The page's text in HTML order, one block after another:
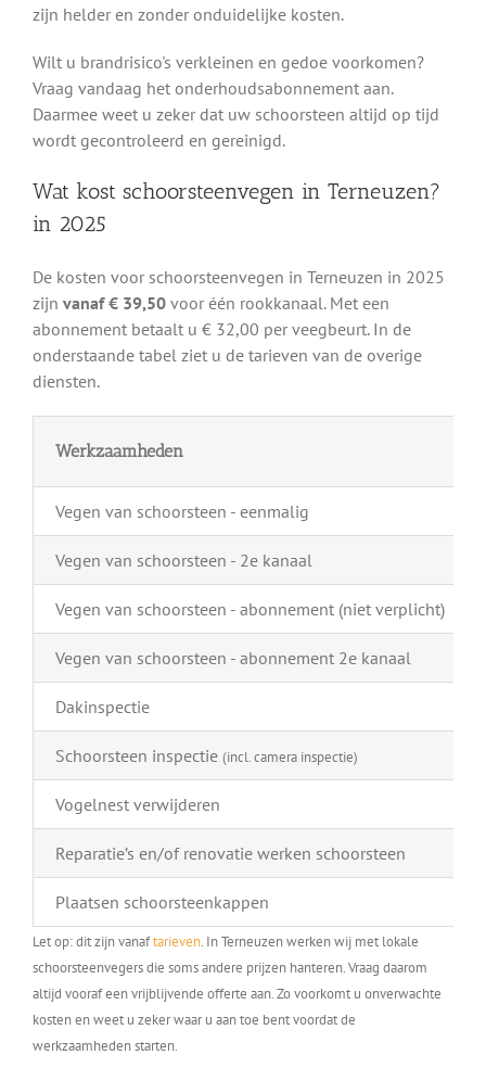
zijn helder en zonder onduidelijke kosten.
Wilt u brandrisico's verkleinen en gedoe voorkomen?
Vraag vandaag het onderhoudsabonnement aan.
Daarmee weet u zeker dat uw schoorsteen altijd op tijd
wordt gecontroleerd en gereinigd.
Wat kost schoorsteenvegen in Terneuzen?
in 2025
De kosten voor schoorsteenvegen in Terneuzen in 2025
zijn vanaf € 39,50voor één rookkanaal. Met een
abonnement betaalt u € 32,00 per veegbeurt. In de
onderstaande tabel ziet u de tarieven van de overige
diensten.
Werkzaamheden
Vegen van schoorsteen - eenmalig
Vegen van schoorsteen - 2e kanaal
Vegen van schoorsteen - abonnement (niet verplicht)
Vegen van schoorsteen - abonnement 2e kanaal
Dakinspectie
Schoorsteen inspectie (incl. camera inspectie)
Vogelnest verwijderen
Reparatie’s en/of renovatie werken schoorsteen
Plaatsen schoorsteenkappen
Let op: dit zijn vanaftarieven. In Terneuzen werken wij met lokale
schoorsteenvegers die soms andere prijzen hanteren. Vraag daarom
altijd vooraf een vrijblijvende offerte aan. Zo voorkomt u onverwachte
kosten en weet u zeker waar u aan toe bent voordat de
werkzaamheden starten.